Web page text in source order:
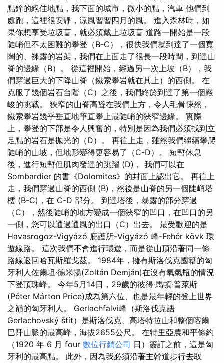
點鐘的絕佳地點，我下面的城市，微小的點，汽車 他們到
處跑，這裡很安靜，涼風習習四月的風。 進入森林時，如
果你想享受垃圾盲，就必須戴上垃圾盲 道路一開始是一段
陡峭但不太困難的攀登（B-C），很快我們就到達了一個寬
闊的、裸露的岩架，我們在上面走了很長一段時間，到達山
脊的邊緣（B）。 從這裡開始，經過另一次上坡（B），我
們穿過巨大的下降山脊（鐵索攀岩就在其上）的西側。 在
克服了幾個岩石台階（C）之後，我們終於到達了第一個嚴
峻的挑戰。 狹窄的山脊高聳在我們上方，令人毛骨悚然，
鐵索攀岩幾乎垂直地筆直攀上最陡峭的狹窄邊緣。 實際
上，攀登的下部是令人興奮的，特別是因為我們必須找到立
足點的岩石是拋光的（D）。 再往上走，雖然我們繼續攀爬
陡峭的山坡，但地形變得更容易了（C-D）。 短暫休息
後，進行短暫但肌肉發達的跳躍 (D)， 我們可以在
Sombardier 的書《Dolomites》的封面上認出它。 再往上
走，我們穿過山脊的西側 (B)，然後是山脊的另一個陡峭塔
樓 (B-C)，在 C-D 部分。 到達塔後，暴露的部分穿過
（C），然後陡峭的地方變成一個狹窄的凹口，在凹口的另
一側，您可以通過通風的出口（C）出去。 最受歡迎的是
Havasrogoz-Vigyázó 庇護所-Vigyázó 峰-Fehér kövk 環
遊線路。 這次我們不會進行環遊，而是從山頂沿著同一條
路線返回哈瓦斯羅戈茲。 1984年，擁有斯洛伐克國籍的匈
牙利人佐爾坦·德米揚(Zoltán Demján)在沒有氧氣瓶的情況
下登頂珠峰。 今年5月14日，29歲的彼得‧馬頓‧普萊斯
(Péter Márton Price)成為第六位、也是最年輕的登上世界
之巔的匈牙利人。 Gerlachfalvi峰（斯洛伐克語
Gerlachovský štít）是斯洛伐克、高塔特拉山和整個喀爾
巴阡山脈的最高峰，海拔2655公尺。 在特里亞農和平條約
（1920 年 6 月 four 數位行銷公司 日）簽訂之前，這是匈
牙利的最高點。 此外，因為我必須沿著主幹道步行去取